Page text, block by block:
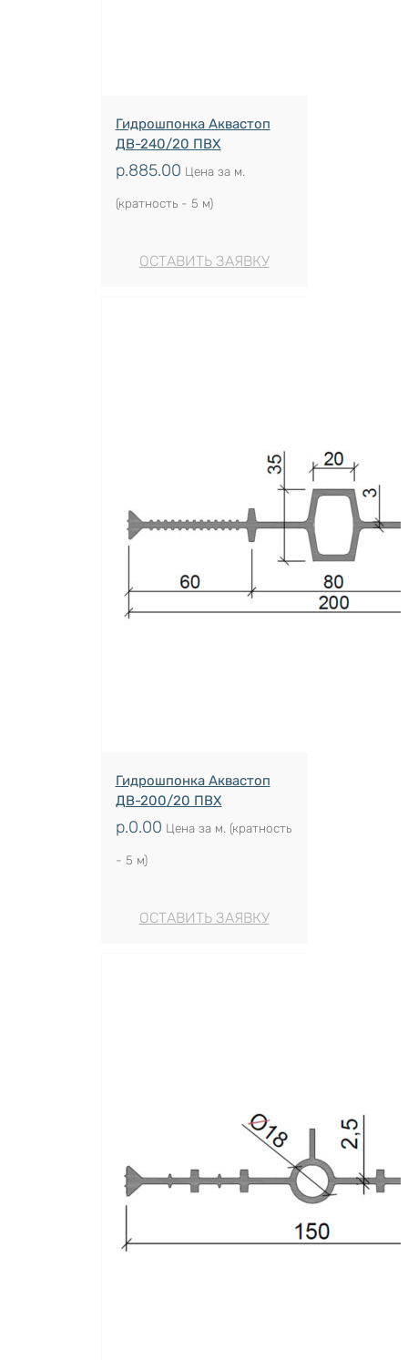
Гидрошпонка Аквастоп
ДВ-240/20 ПВХ
р.885.00 Цена за м.
(кратность - 5 м)
ОСТАВИТЬ ЗАЯВКУ
Гидрошпонка Аквастоп
ДВ-200/20 ПВХ
р.0.00 Цена за м. (кратность
- 5 м)
ОСТАВИТЬ ЗАЯВКУ